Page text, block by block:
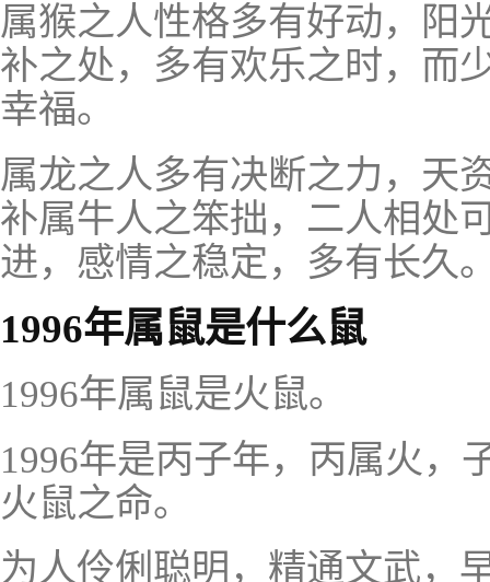
属猴之人性格多有好动，阳
补之处，多有欢乐之时，而
幸福。
属龙之人多有决断之力，天
补属牛人之笨拙，二人相处
进，感情之稳定，多有长久
1996年属鼠是什么鼠
1996年属鼠是火鼠。
1996年是丙子年，丙属火，
火鼠之命。
为人伶俐聪明，精通文武，